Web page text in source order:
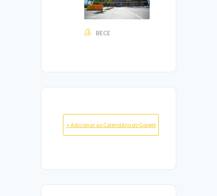
BECE
+ Adicionar ao Calendário do Google